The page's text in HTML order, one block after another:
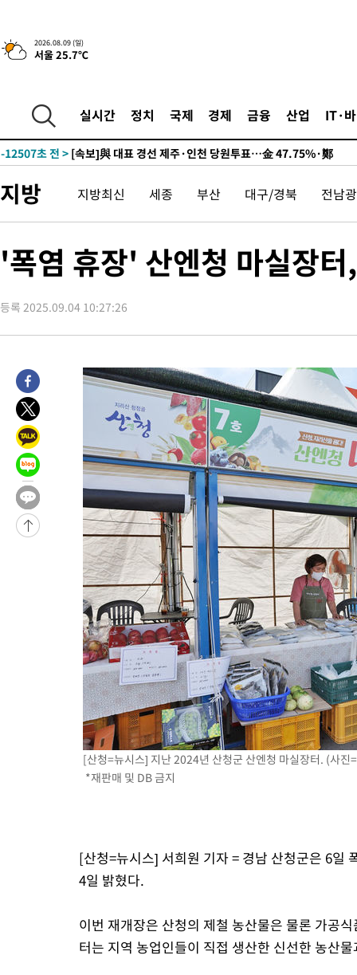
2026.08.09 (일)
서울 25.7℃
실시간 정치 국제 경제 금융 산업 IT·
10시간 전 > [속보]뉴욕증시 상승 마감…S&P 0.6% 나스닥 1.3%↑
-13272초 전 >
[속보]與최고위원 제주·인천 순회경선…박선원·최민희·서미
한민수·김용 순
-13225초 전 >
청래 44.56%
-12507초 전 > [속보]與 대표 경선 제주·인천 당원투표…金 47.75%·鄭
것"
-11976초 전 >
[속보]與 당대표 경선, 제주·인천 권리당원 투표 김민석 승리
-5750초 전 >낮 최고 35도 '무더위'…동해안 시간당 30㎜ '강한 비'[내일날
레티코 이적"
-4802초 전 > 수도권 40도 육박 '펄펄'…동해안 일부 지역엔 호의주의보
38분 전 >강릉에 시간당 81.4㎜ 물폭탄…도로 잠기고 담벼락 붕괴
1시간 전 >백운산서 80년근 천종산삼 9뿌리 발견…감정가 1.3억원
3시간 전 >
남자 농구, 나고야 아시안게임서 '홈팀' 일본과 한일전
3시간 전 >
여수 오동도 해상서 모터보트 전복…1명 사망·1명 실종
4시간 전 >
극한폭염 한풀 꺾이지만…'낮 최고 35도' 무더위, 열대야 계속[다
날씨]
5시간 전 >
축구협회 "압수수색·성접대 논란 사과…쇄신의 기회로 삼겠다"
5시간 전 >
[속보]'압수수색·성접대 논란' 축구협회 "실망과 걱정 안겨드려
8시간 전 >
'최고 37도' 폭염 지속…강원동해안 최대 150㎜ 비
10시간 전 >
[속보]뉴욕증시 상승 마감…S&P 0.6% 나스닥 1.3%↑
-22225초 전 >
이란 "호르무즈 재개방 합의 근접…美 배상 선행돼야"
[속보]與최고위원 제주·인천 순회경선…박선원·최민희·서미
[속보]김민석, 與 전대 당원투표 누적 득표율 45.42%로 1위…
[속보]與 대표 경선 제주·인천 당원투표…金 47.75%·鄭
42.08%·宋 10.17%이강인 "아틀레티코 이적 기뻐…등번호 7번 의미보단 팀 위해
[속보]與 당대표 경선, 제주·인천 권리당원 투표 김민석 승리
낮 최고 35도 '무더위'…동해안 시간당 30㎜ '강한 비'[내일날
[속보]이강인 "감독님이 원하는 마음 느꼈고, 많은 트로피 원해
수도권 40도 육박 '펄펄'…동해안 일부 지역엔 호의주의보
온열질환 사망자 3명 늘어…누적 환자 3000명 돌파
강릉에 시간당 81.4㎜ 물폭탄…도로 잠기고 담벼락 붕괴
백운산서 80년근 천종산삼 9뿌리 발견…감정가 1.3억원
극한폭염 한풀 꺾이지만…'낮 최고 35도' 무더위, 열대야 계속[다
축구협회 "압수수색·성접대 논란 사과…쇄신의 기회로 삼겠다"
'최고 37도' 폭염 지속…강원동해안 최대 150㎜ 비
[속보]뉴욕증시 상승 마감…S&P 0.6% 나스닥 1.3%↑
지방 지방최신 세종 부산 대구/경북 전남
'폭염 휴장' 산엔청 마실장
등록 2025.09.04 10:27:26
[산청=뉴시스] 지난 2024년 산청군 산엔청 마실장터. (사
*재판매 및 DB 금지
[산청=뉴시스] 서희원 기자 = 경남 산청군은 6일
4일 밝혔다.
이번 재개장은 산청의 제철 농산물은 물론 가공
터는 지역 농업인들이 직접 생산한 신선한 농산